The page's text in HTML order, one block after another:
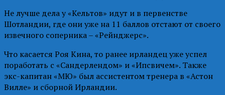
Не лучше дела у «Кельтов» идут и в первенстве
Шотландии, где они уже на 11 баллов отстают от своего
извечного соперника – «Рейнджерс».
Что касается Роя Кина, то ранее ирландец уже успел
поработать с «Сандерлендом» и «Ипсвичем». Также
экс-капитан «МЮ» был ассистентом тренера в «Астон
Вилле» и сборной Ирландии.